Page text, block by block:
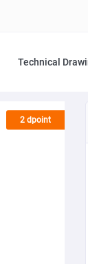
Technical
2 dpoint